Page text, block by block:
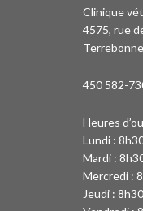
Clinique
4575, rue
450 582-
Heures
Lundi :
Mardi :
Mercredi :
Jeudi :